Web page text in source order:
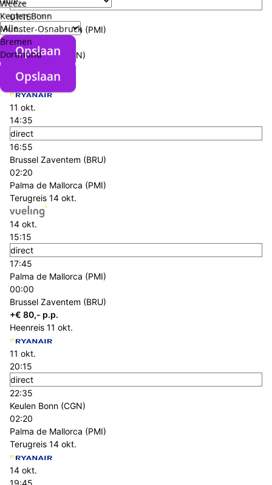
Verzorgingstype
Opslaan
Weeze
Keulen Bonn
Munster-Osnabruck
Bremen
Dortmund
Opslaan
direct
01:15
Palma de Mallorca (PMI)
02:25
Keulen Bonn (CGN)
Heenreis 11 okt.
11 okt.
14:35
direct
16:55
Brussel Zaventem (BRU)
02:20
Palma de Mallorca (PMI)
Terugreis 14 okt.
14 okt.
15:15
direct
17:45
Palma de Mallorca (PMI)
00:00
Brussel Zaventem (BRU)
+€ 80,- p.p.
Heenreis 11 okt.
11 okt.
20:15
direct
22:35
Keulen Bonn (CGN)
02:20
Palma de Mallorca (PMI)
Terugreis 14 okt.
14 okt.